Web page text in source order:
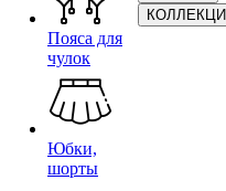
Пояса для
чулок
Юбки,
шорты